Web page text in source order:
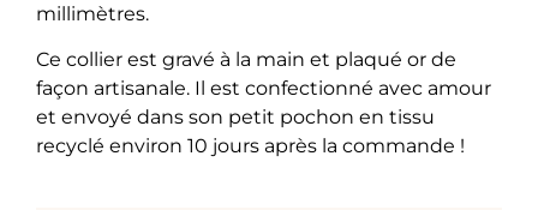
millimètres.
Ce collier est gravé à la main et plaqué or de
façon artisanale. Il est confectionné avec amour
et envoyé dans son petit pochon en tissu
recyclé environ 10 jours après la commande !